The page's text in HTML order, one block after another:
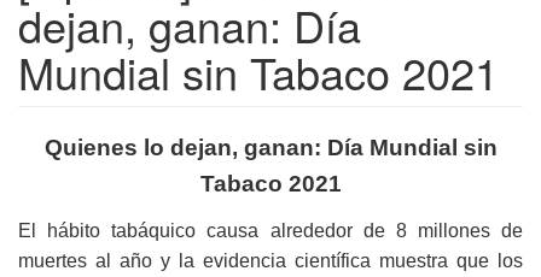
dejan, ganan: Día
Mundial sin Tabaco 2021
Quienes lo dejan, ganan: Día Mundial sin
Tabaco 2021
El hábito tabáquico causa alrededor de 8 millones de
muertes al año y la evidencia científica muestra que los